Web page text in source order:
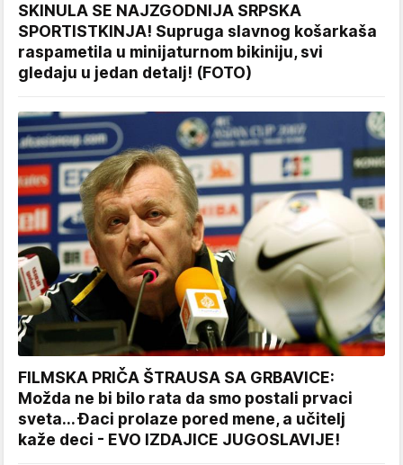
SKINULA SE NAJZGODNIJA SRPSKA
SPORTISTKINJA! Supruga slavnog košarkaša
raspametila u minijaturnom bikiniju, svi
gledaju u jedan detalj! (FOTO)
FILMSKA PRIČA ŠTRAUSA SA GRBAVICE:
Možda ne bi bilo rata da smo postali prvaci
sveta... Đaci prolaze pored mene, a učitelj
kaže deci - EVO IZDAJICE JUGOSLAVIJE!